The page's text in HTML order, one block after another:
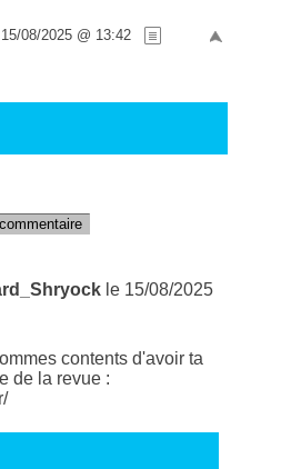
15/08/2025 @ 13:42
le 15/08/2025
contents d'avoir ta
de la revue :